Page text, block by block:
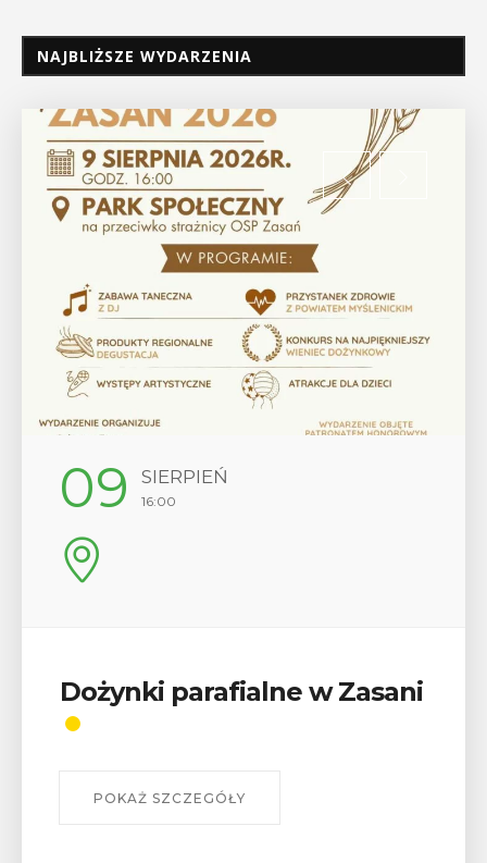
NAJBLIŻSZE WYDARZENIA
12 SIERPIEŃ
17:00
Wykład „Jak zdobyć
odznaki na myślenickich
W środę 12 sierpnia o godz. 17 w Miejskiej